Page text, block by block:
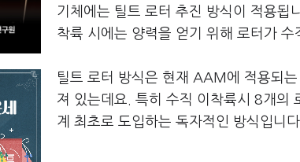
기체에는 틸트 로터 추진 방식이 적용됩
착륙 시에는 양력을 얻기 위해 로터가
틸트 로터 방식은 현재 AAM에 적용되
져 있는데요. 특히 수직 이착륙시 8개의
계 최초로 도입하는 독자적인 방식입니다.